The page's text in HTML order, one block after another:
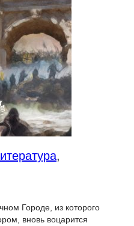
,
Городе, из которого
вновь воцарится